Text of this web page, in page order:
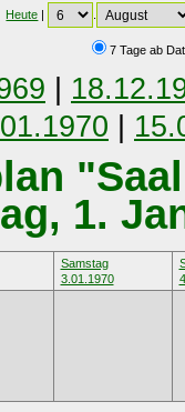
Heute .
7 Tage ab
1.
Samstag
3.01.1970